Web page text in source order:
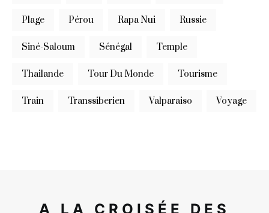
Plage Pérou Rapa Nui Russie
Siné-Saloum Sénégal Temple
Thailande Tour Du Monde Tourisme
Train Transsiberien Valparaiso Voyage
A LA CROISÉE DES